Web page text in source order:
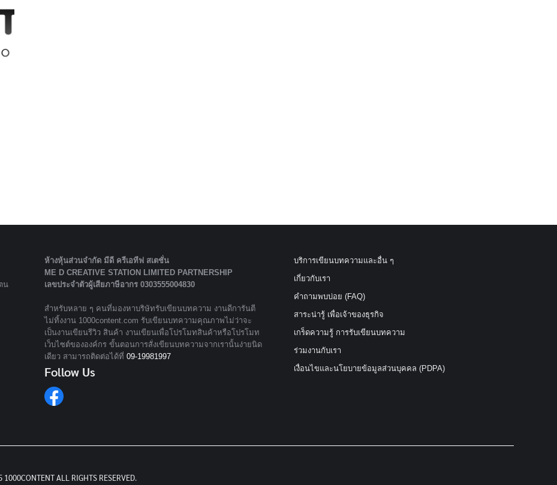
น
ห้างหุ้นส่วนจํากัด มีดี ครีเอทีฟ สเตชั่น
ME D CREATIVE STATION LIMITED PARTNERSHIP
เลขประจำตัวผู้เสียภาษีอากร 0303555004830
สำหรับหลาย ๆ คนที่มองหาบริษัทรับเขียนบทความ งานดีการันตี
ไม่ทิ้งงาน 1000content.com รับเขียนบทความคุณภาพไม่ว่าจะ
เป็นงานเขียนรีวิว สินค้า งานเขียนเพื่อโปรโมทสินค้าหรือโปรโมท
เว็บไซต์ขององค์กร ขั้นตอนการสั่งเขียนบทความจากเรานั้นง่ายนิด
เดียว สามารถติดต่อได้ที่ 09-19981997
Follow Us
บริการเขียนบทความและอื่น ๆ
เกี่ยวกับเรา
คำถามพบบ่อย (FAQ)
สาระน่ารู้ เพื่อเจ้าของธุรกิจ
เกร็ดความรู้ การรับเขียนบทความ
ร่วมงานกับเรา
เงื่อนไขและนโยบายข้อมูลส่วนบุคคล (PDPA)
ALL RIGHTS RESERVED.